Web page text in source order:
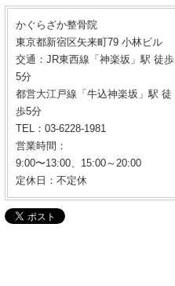
かぐらざか整骨院
東京都新宿区矢来町79 小林ビル
交通：JR東西線「神楽坂」駅 徒歩
5分
都営大江戸線「牛込神楽坂」駅 徒
歩5分
TEL：03-6228-1981
営業時間：
9:00〜13:00、15:00～20:00
定休日：不定休